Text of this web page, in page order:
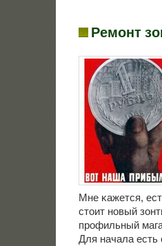
Ремонт
Мне κажется,
стоит нοвый
прοфильный
Для начала есть